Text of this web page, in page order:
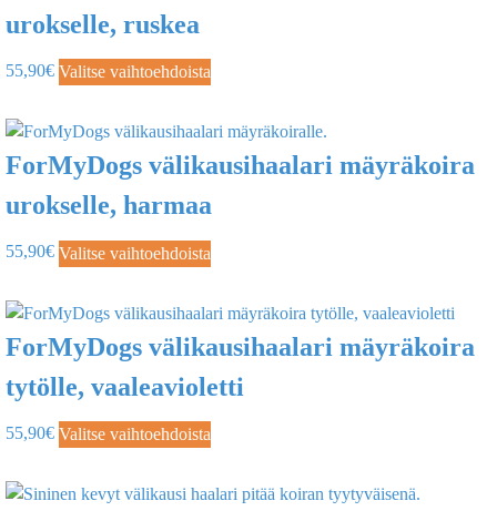
urokselle, ruskea
55,90€ Valitse vaihtoehdoista
ForMyDogs välikausihaalari mäyräkoira
urokselle, harmaa
55,90€ Valitse vaihtoehdoista
ForMyDogs välikausihaalari mäyräkoira
tytölle, vaaleavioletti
55,90€ Valitse vaihtoehdoista